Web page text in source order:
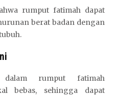
rumput fatimah dapat
berat badan dengan
dalam rumput fatimah
bebas, sehingga dapat